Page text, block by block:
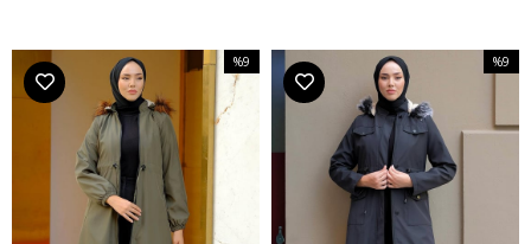
%9
İndirim
%9İndirim
%9